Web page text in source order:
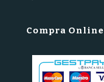
Compra Online